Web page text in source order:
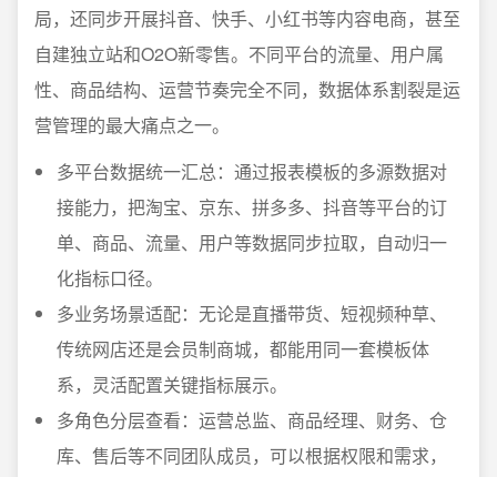
局，还同步开展抖音、快手、小红书等内容电商，甚至
自建独立站和O2O新零售。不同平台的流量、用户属
性、商品结构、运营节奏完全不同，数据体系割裂是运
营管理的最大痛点之一。
多平台数据统一汇总：通过报表模板的多源数据对
接能力，把淘宝、京东、拼多多、抖音等平台的订
单、商品、流量、用户等数据同步拉取，自动归一
化指标口径。
多业务场景适配：无论是直播带货、短视频种草、
传统网店还是会员制商城，都能用同一套模板体
系，灵活配置关键指标展示。
多角色分层查看：运营总监、商品经理、财务、仓
库、售后等不同团队成员，可以根据权限和需求，